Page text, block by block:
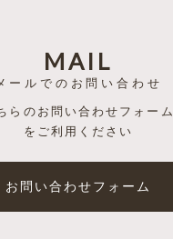
MAIL
ールでのお問い合わせ
らのお問い合わせフォーム
をご利用ください
お問い合わせフォーム